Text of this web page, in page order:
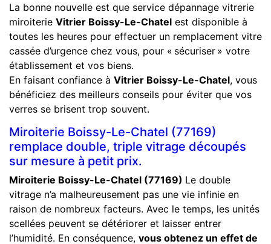
La bonne nouvelle est que service dépannage vitrerie
miroiterie Vitrier Boissy-Le-Chatel est disponible à
toutes les heures pour effectuer un remplacement vitre
cassée d’urgence chez vous, pour « sécuriser » votre
établissement et vos biens.
En faisant confiance à Vitrier Boissy-Le-Chatel, vous
bénéficiez des meilleurs conseils pour éviter que vos
verres se brisent trop souvent.
Miroiterie Boissy-Le-Chatel (77169)
remplace double, triple vitrage découpés
sur mesure à petit prix.
Miroiterie Boissy-Le-Chatel (77169) Le double
vitrage n’a malheureusement pas une vie infinie en
raison de nombreux facteurs. Avec le temps, les unités
scellées peuvent se détériorer et laisser entrer
l’humidité. En conséquence, vous obtenez un effet de